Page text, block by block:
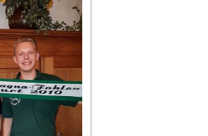
der Borussia
der Bagno Fohlen Steinfurt 2010
backen 2025
Fohlen 2025